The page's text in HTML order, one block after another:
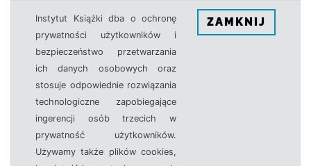
Instytut Książki dba o ochronę
prywatności użytkowników i
bezpieczeństwo przetwarzania
ich danych osobowych oraz
stosuje odpowiednie rozwiązania
technologiczne zapobiegające
ingerencji osób trzecich w
prywatność użytkowników.
Używamy także plików cookies,
ZAMKNIJ